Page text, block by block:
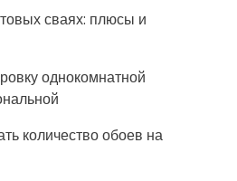
сваях: плюсы и
однокомнатной
количество обоев на